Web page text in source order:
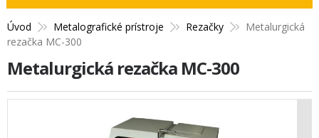
Úvod Metalografické prístroje Rezačky
Metalurgická
rezačka MC-300
Metalurgická rezačka MC-300